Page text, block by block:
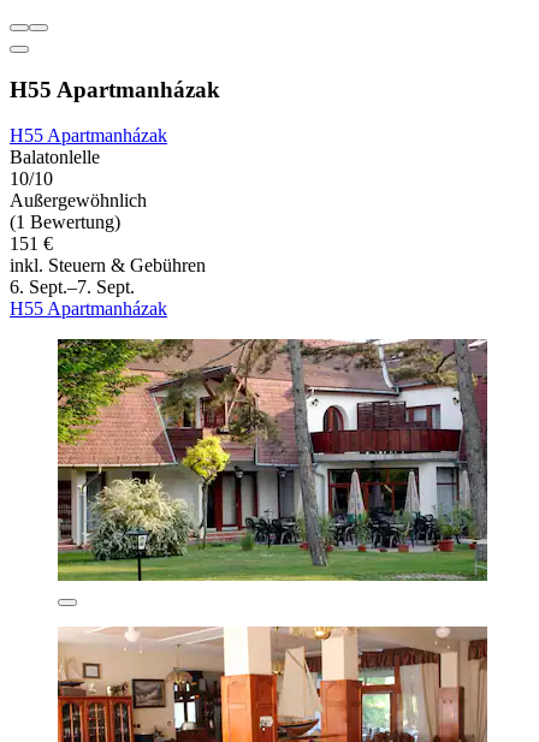
H55 Apartmanházak
H55 Apartmanházak
Balatonlelle
10/10
Außergewöhnlich
(1 Bewertung)
151 €
inkl. Steuern & Gebühren
6. Sept.–7. Sept.
H55 Apartmanházak